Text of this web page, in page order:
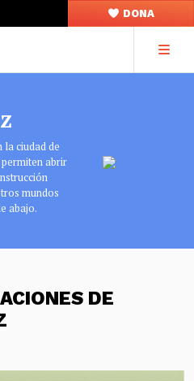
DONA
la ciudad de
abrir
mundos
abajo.
DE